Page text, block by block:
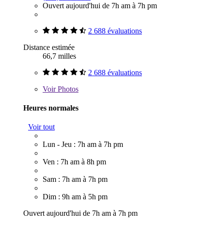
Ouvert aujourd'hui de 7h am à 7h pm
2 688 évaluations
Distance estimée
66,7 milles
2 688 évaluations
VoirPhotos
Heures normales
Voir tout
Lun - Jeu : 7h am à 7h pm
Ven : 7h am à 8h pm
Sam : 7h am à 7h pm
Dim : 9h am à 5h pm
Ouvert aujourd'hui de 7h am à 7h pm